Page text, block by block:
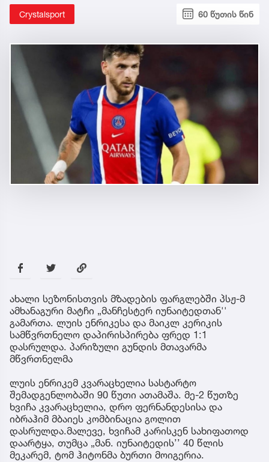
Crystalsport 60 წუთის წინ
ახალი სეზონისთვის მზადების ფარგლებში პსჟ-მ
ამხანაგური მატჩი „მანჩესტერ იუნაიტედთან''
გამართა. ლუის ენრიკესა და მაიკლ კერიკის
სამწვრთნელო დაპირისპირება ფრედ 1:1
დასრულდა. პარიზული გუნდის მთავარმა
მწვრთნელმა
ლუის ენრიკემ კვარაცხელია სასტარტო
შემადგენლობაში 90 წუთი ათამაშა. მე-2 წუთზე
ხვიჩა კვარაცხელია, დრო ფერნანდესისა და
იბრაჰიმ მბაიეს კომბინაცია გოლით
დასრულდა.მალევე, ხვიჩამ კარისკენ სახიფათოდ
დაარტყა, თუმცა „მან. იუნაიტედის’’ 40 წლის
მეკარემ, ტომ ჰიტონმა ბურთი მოიგერია.